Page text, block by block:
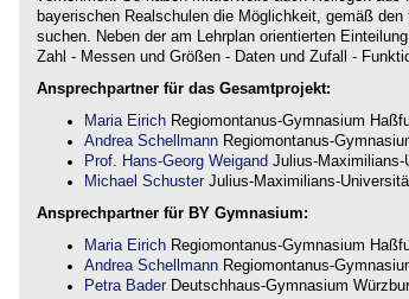
bayerischen Realschulen die Möglichkeit, gemäß
suchen. Neben der am Lehrplan orientierten
Zahl - Messen und Größen - Daten und Zufall -
Ansprechpartner für das Gesamtprojekt:
Maria Eirich Regiomontanus-Gymnasium
Andrea Schellmann Regiomontanus-
Prof. Hans-Georg Weigand Julius-Maximilians-
Michael Schuster Julius-Maximilians-
Ansprechpartner für BY Gymnasium:
Maria Eirich Regiomontanus-Gymnasium
Andrea Schellmann Regiomontanus-
Petra Bader Deutschhaus-Gymnasium